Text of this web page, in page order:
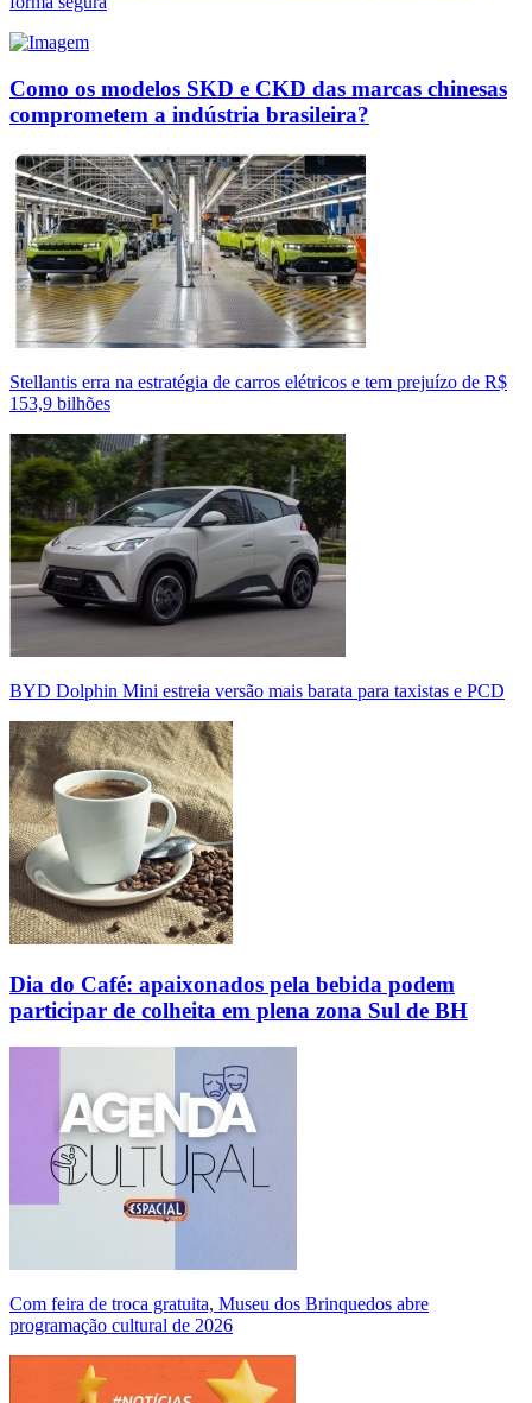
Como os modelos SKD e CKD das marcas chinesas
comprometem a indústria brasileira?
Stellantis erra na estratégia de carros elétricos e tem prejuízo de R$
153,9 bilhões
BYD Dolphin Mini estreia versão mais barata para taxistas e PCD
Dia do Café: apaixonados pela bebida podem
participar de colheita em plena zona Sul de BH
Com feira de troca gratuita, Museu dos Brinquedos abre
programação cultural de 2026